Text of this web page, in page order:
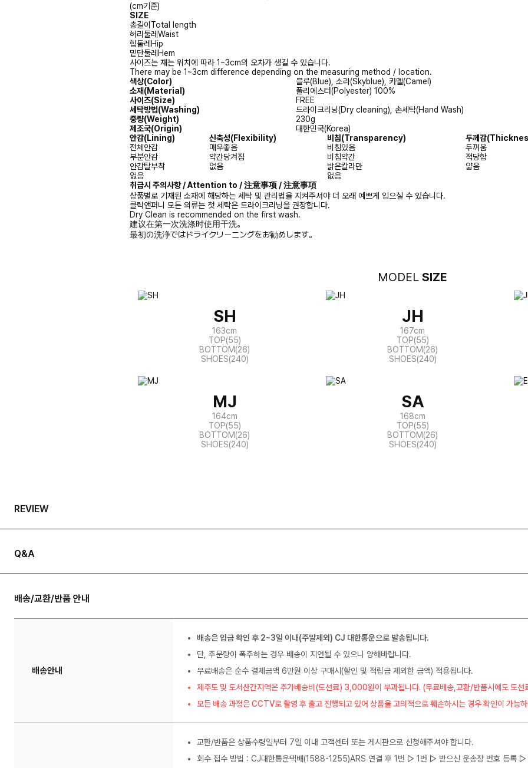
(cm기준)
SIZE
총길이 Total length
허리둘레Waist
힙둘레 Hip
밑단둘레 Hem
사이즈는 재는 위치에 따라 1~3cm의 오차가 생길 수 있습니다.
There may be 1~3cm difference depending on the measuring method / location.
색상(Color)
블루(Blue), 소라(Skyblue), 카멜(Camel)
소재(Material)
폴리에스터(Polyester) 100%
사이즈(Size)
FREE
세탁방법(Washing)
드라이크리닝(Dry cleaning), 손세탁(Hand Wash)
중량(Weight)
230g
제조국(Origin)
대한민국(Korea)
안감(Lining) 신축성(Flexibility) 비침(Transparency) 두께감
전체안감
매우좋음 비침있음
두꺼움
부분안감
약간당겨짐 비침약간
적당함
안감탈부착
없음 밝은칼라만
얇음
없음
없음
취급시 주의사항 / Attention to / 注意事项 / 注意事項
상품별로 기재된 소재에 해당하는 세탁 및 관리법을 지켜주셔야 더 오래 예쁘게 입으실 수 있습니다.
클릭앤퍼니 모든 의류는 첫 세탁은 드라이크리닝을 권장합니다.
Dry Clean is recommended on the first wash.
建议在第一次洗涤时使用干洗。
最初の洗浄ではドライクリーニングをお勧めします。
MODEL SIZE
SH
163cm
TOP(55)
BOTTOM(26)
SHOES(240)
JH
167cm
TOP(55)
BOTTOM(26)
SHOES(240)
MJ
164cm
TOP(55)
BOTTOM(26)
SHOES(240)
SA
168cm
TOP(55)
BOTTOM(26)
SHOES(240)
REVIEW
Q&A
배송/교환/반품 안내
배송안내
배송은 입금 확인 후 2~3일 이내(주말제외) CJ 대한통운으로 발송됩니다.
단, 주문량이 폭주하는 경우 배송이 지연될 수 있으니 양해바랍니다.
무료배송은 순수 결제금액 6만원 이상 구매시(할인 및 적립금 제외한 금액) 적용됩니다.
제주도 및 도서산간지역은 추가배송비(도선료) 3,000원이 부과됩니다. (무료배송,교환/반품시에도 도선
모든 배송 과정은 CCTV로 촬영 후 출고 진행되고 있어 상품을 고의적으로 훼손하시는 경우 확인이 가능
교환/반품은 상품수령일부터 7일 이내 고객센터 또는 게시판으로 신청해주셔야 합니다.
회수 접수 방법 : CJ대한통운택배(1588-1255)ARS 연결 후 1번 ▷ 1번 ▷ 받으신 운송장 번호 등록 ▷